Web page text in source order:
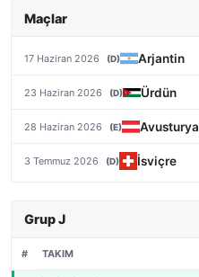
Maçlar
17 Haziran 2026 (D) Arjantin
23 Haziran 2026 (D) Ürdün
28 Haziran 2026 (E) Avusturya
3 Temmuz 2026 (D) İsviçre
Grup J
# TAKIM